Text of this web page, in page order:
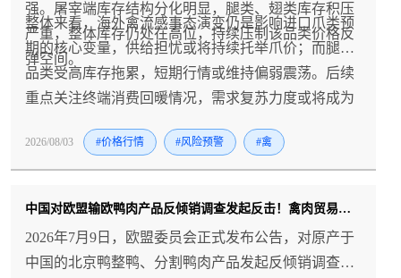
强。屠宰端库存结构分化明显，腿类、翅类库存积压
严重，整体库存仍处在高位，持续压制该品类价格反
弹空间。
整体来看，海外禽流感事态演变仍是影响进口爪类预
期的核心变量，供给担忧或将持续托举爪价；而腿翅
品类受高库存拖累，短期行情或维持偏弱震荡。后续
重点关注终端消费回暖情况，需求复苏力度或将成为
2026/08/03 #价格行情 #风险预警 #禽
中国对欧盟输欧鸭肉产品反倾销调查发起反击！禽肉贸易风险升温！
2026年7月9日，欧盟委员会正式发布公告，对原产于
中国的北京鸭整鸭、分割鸭肉产品发起反倾销调查，